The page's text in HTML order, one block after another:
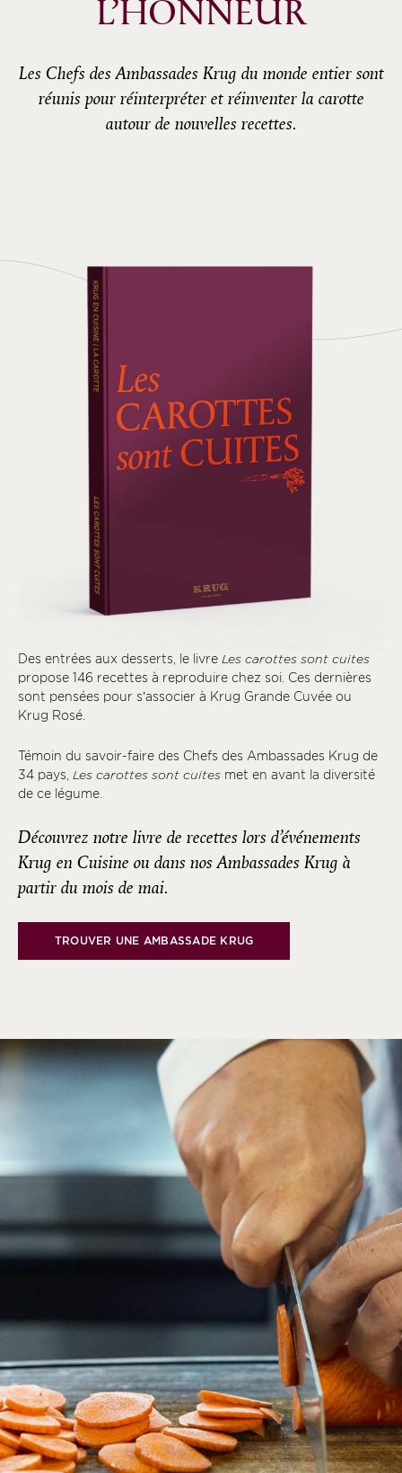
L’HONNEUR
Les Chefs des Ambassades Krug du monde entier sont
réunis pour réinterpréter et réinventer la carotte
autour de nouvelles recettes.
Des entrées aux desserts, le livre Les carottes sont cuites
propose 146 recettes à reproduire chez soi. Ces dernières
sont pensées pour s’associer à Krug Grande Cuvée ou
Krug Rosé.
Témoin du savoir-faire des Chefs des Ambassades Krug de
34 pays, Les carottes sont cuites met en avant la diversité
de ce légume.
Découvrez notre livre de recettes lors d’événements
Krug en Cuisine ou dans nos Ambassades Krug à
partir du mois de mai.
TROUVER UNE AMBASSADE KRUG